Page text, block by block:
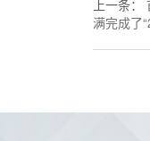
上一条：
满完成了